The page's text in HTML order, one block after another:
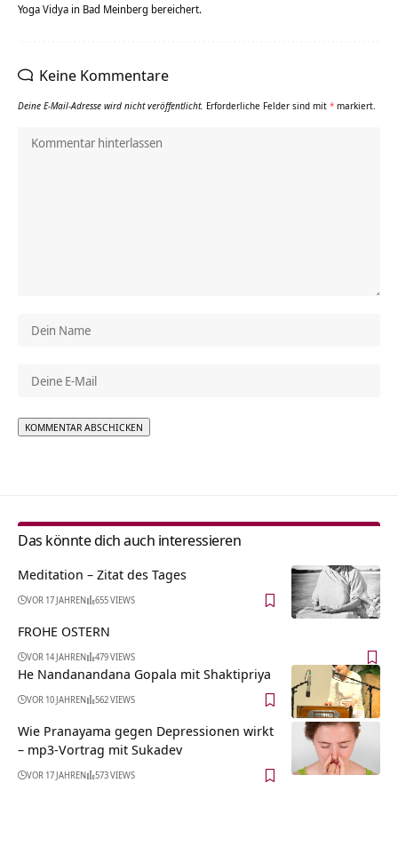
Yoga Vidya in Bad Meinberg bereichert.
Keine Kommentare
Deine E-Mail-Adresse wird nicht veröffentlicht. Erforderliche Felder sind mit * markiert.
Das könnte dich auch interessieren
Meditation – Zitat des Tages
VOR 17 JAHREN 655 VIEWS
FROHE OSTERN
VOR 14 JAHREN 479 VIEWS
He Nandanandana Gopala mit Shaktipriya
VOR 10 JAHREN 562 VIEWS
Wie Pranayama gegen Depressionen wirkt
– mp3-Vortrag mit Sukadev
VOR 17 JAHREN 573 VIEWS